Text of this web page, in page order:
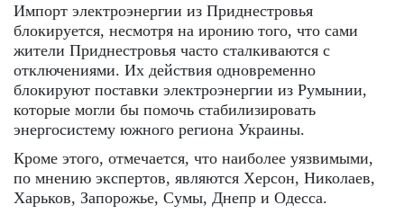
Импорт электроэнергии из Приднестровья
блокируется, несмотря на иронию того, что сами
жители Приднестровья часто сталкиваются с
отключениями. Их действия одновременно
блокируют поставки электроэнергии из Румынии,
которые могли бы помочь стабилизировать
энергосистему южного региона Украины.
Кроме этого, отмечается, что наиболее уязвимыми,
по мнению экспертов, являются Херсон, Николаев,
Харьков, Запорожье, Сумы, Днепр и Одесса.